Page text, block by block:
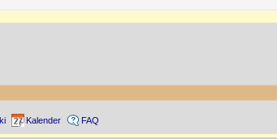
Kalender FAQ